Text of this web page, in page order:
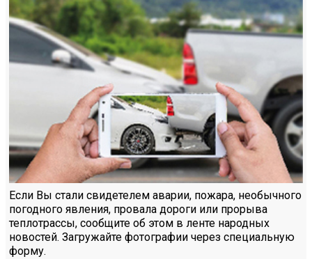
Если Вы стали свидетелем аварии, пожара, необычного
погодного явления, провала дороги или прорыва
теплотрассы, сообщите об этом в ленте народных
новостей. Загружайте фотографии через специальную
форму.